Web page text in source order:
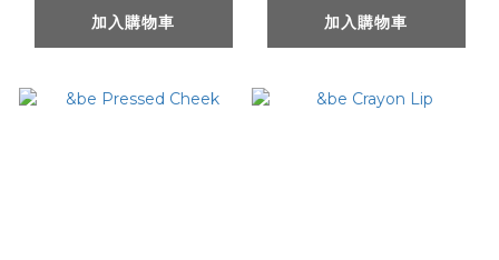
加入購物車 加入購物車